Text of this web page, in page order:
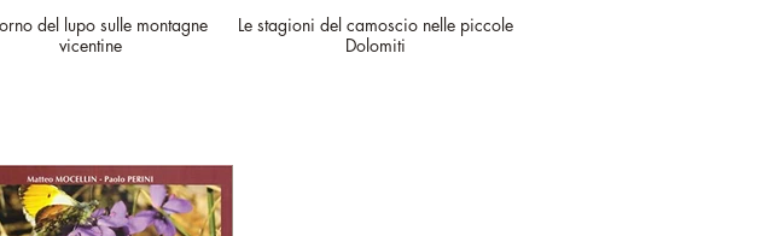
del lupo sulle montagne
vicentine
Le stagioni del camoscio nelle piccole
Dolomiti